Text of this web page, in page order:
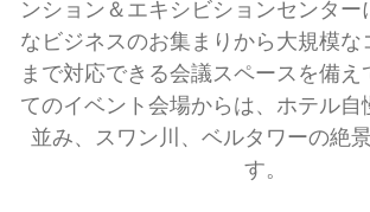
ンション＆エキシビションセンター
なビジネスのお集まりから大規模な
まで対応できる会議スペースを備え
てのイベント会場からは、ホテル自
並み、スワン川、ベルタワーの絶
す。